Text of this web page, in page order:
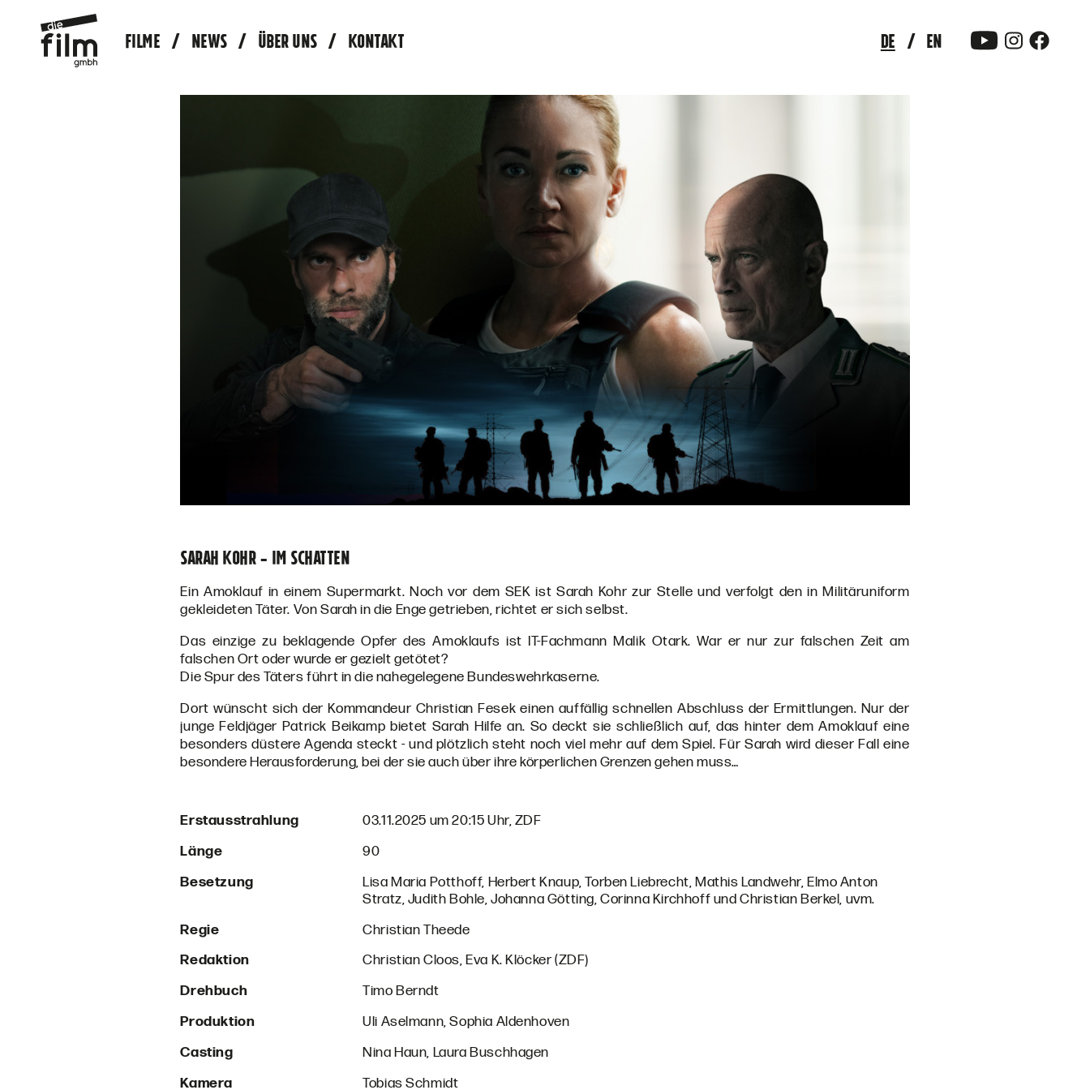
FILME NEWS ÜBER UNS KONTAKT DE EN
Sarah Kohr - Im Schatten
Ein Amoklauf in einem Supermarkt. Noch vor dem SEK ist Sarah Kohr zur Stelle und verfolgt den in Militäruniform
gekleideten Täter. Von Sarah in die Enge getrieben, richtet er sich selbst.
Das einzige zu beklagende Opfer des Amoklaufs ist IT-Fachmann Malik Otark. War er nur zur falschen Zeit am
falschen Ort oder wurde er gezielt getötet?
Die Spur des Täters führt in die nahegelegene Bundeswehrkaserne.
Dort wünscht sich der Kommandeur Christian Fesek einen auffällig schnellen Abschluss der Ermittlungen. Nur der
junge Feldjäger Patrick Beikamp bietet Sarah Hilfe an. So deckt sie schließlich auf, das hinter dem Amoklauf eine
besonders düstere Agenda steckt - und plötzlich steht noch viel mehr auf dem Spiel. Für Sarah wird dieser Fall eine
besondere Herausforderung, bei der sie auch über ihre körperlichen Grenzen gehen muss…
Erstausstrahlung
03.11.2025 um 20:15 Uhr, ZDF
Länge
90
Besetzung
Lisa Maria Potthoff, Herbert Knaup, Torben Liebrecht, Mathis Landwehr, Elmo Anton
Stratz, Judith Bohle, Johanna Götting, Corinna Kirchhoff und Christian Berkel, uvm.
Regie
Christian Theede
Redaktion
Christian Cloos, Eva K. Klöcker (ZDF)
Drehbuch
Timo Berndt
Produktion
Uli Aselmann, Sophia Aldenhoven
Casting
Nina Haun, Laura Buschhagen
Kamera
Tobias Schmidt